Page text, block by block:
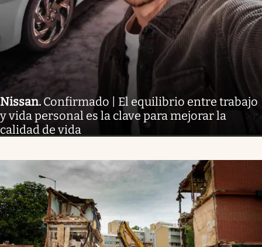
Nissan. Confirmado | El equilibrio entre trabajo
y vida personal es la clave para mejorar la
calidad de vida